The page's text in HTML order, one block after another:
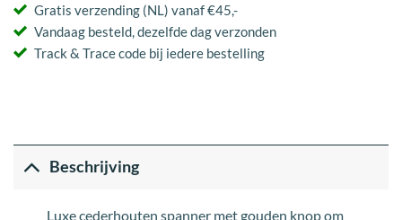
Gratis verzending (NL) vanaf €45,-
Vandaag besteld, dezelfde dag verzonden
Track & Trace code bij iedere bestelling
Beschrijving
Luxe cederhouten spanner met gouden knop om